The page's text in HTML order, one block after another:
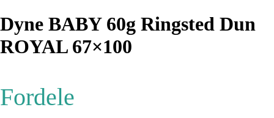
Dyne BABY 60g Ringsted Dun
ROYAL 67×100
Fordele